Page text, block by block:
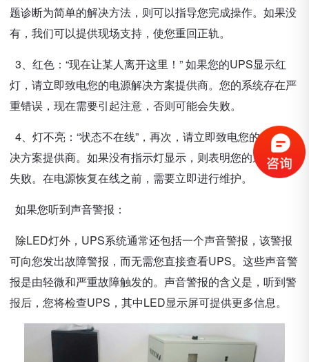
题诊断为简单的解决方法，则可以指导您完成操作。如果没
有，我们可以提供现场支持，使您重回正轨。
3、红色：“现在让某人离开这里！” 如果您的UPS显示红
灯，请立即致电您的电源解决方案提供商。您的系统存在严
重错误，现在需要引起注意，否则可能会失败。
4、灯不亮：“状态不在线”，再次，请立即致电您的电源解
决方案提供商。如果没有指示灯显示，则表明您的系统加载
失败。在电源恢复在线之前，需要立即进行维护。
如果您听到声音警报：
除LED灯外，UPS系统通常还包括一个声音警报，该警报
可向您发出故障警报，而无需您直接查看UPS。这些声音警
报是由轻微和严重故障触发的。声音警报的含义是，听到警
报后，您将检查UPS，其中LED显示屏可提供更多信息。